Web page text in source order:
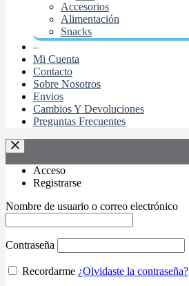
Accesorios
Alimentación
Snacks
–
Mi Cuenta
Contacto
Sobre Nosotros
Envios
Cambios Y Devoluciones
Preguntas Frecuentes
Acceso
Registrarse
Nombre de usuario o correo electrónico
Contraseña
Recordarme ¿Olvidaste la contraseña?